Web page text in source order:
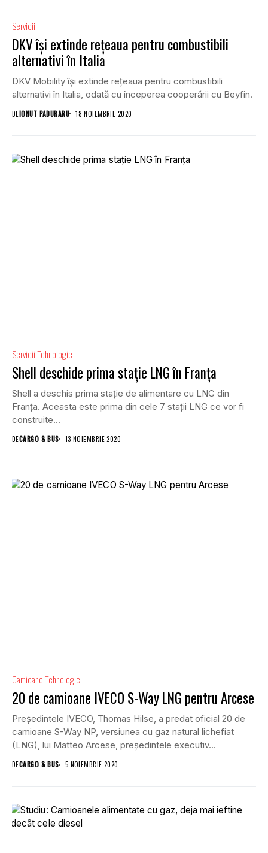
Servicii
DKV își extinde rețeaua pentru combustibili
alternativi în Italia
DKV Mobility își extinde rețeaua pentru combustibili
alternativi în Italia, odată cu începerea cooperării cu Beyfin.
DEIONUT PADURARU 18 NOIEMBRIE 2020
ServiciiTehnologie
Shell deschide prima stație LNG în Franța
Shell a deschis prima stație de alimentare cu LNG din
Franța. Aceasta este prima din cele 7 stații LNG ce vor fi
construite...
DECARGO & BUS 13 NOIEMBRIE 2020
CamioaneTehnologie
20 de camioane IVECO S-Way LNG pentru Arcese
Președintele IVECO, Thomas Hilse, a predat oficial 20 de
camioane S-Way NP, versiunea cu gaz natural lichefiat
(LNG), lui Matteo Arcese, președintele executiv...
DECARGO & BUS 5 NOIEMBRIE 2020